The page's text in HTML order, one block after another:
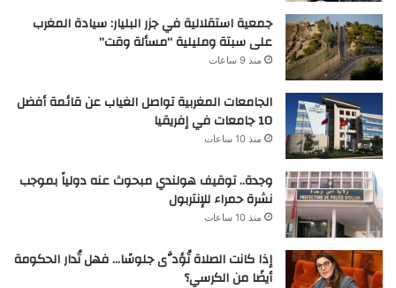
جمعية استقلالية في جزر البليار: سيادة المغرب
على سبتة ومليلية “مسألة وقت”
منذ 9 ساعات
الجامعات المغربية تواصل الغياب عن قائمة أفضل
10 جامعات في إفريقيا
منذ 10 ساعات
وجدة.. توقيف هولندي مبحوث عنه دولياً بموجب
نشرة حمراء للإنتربول
منذ 10 ساعات
إذا كانت الصلاة تُؤدَّى جلوسًا… فهل تُدار الحكومة
أيضًا من الكرسي؟